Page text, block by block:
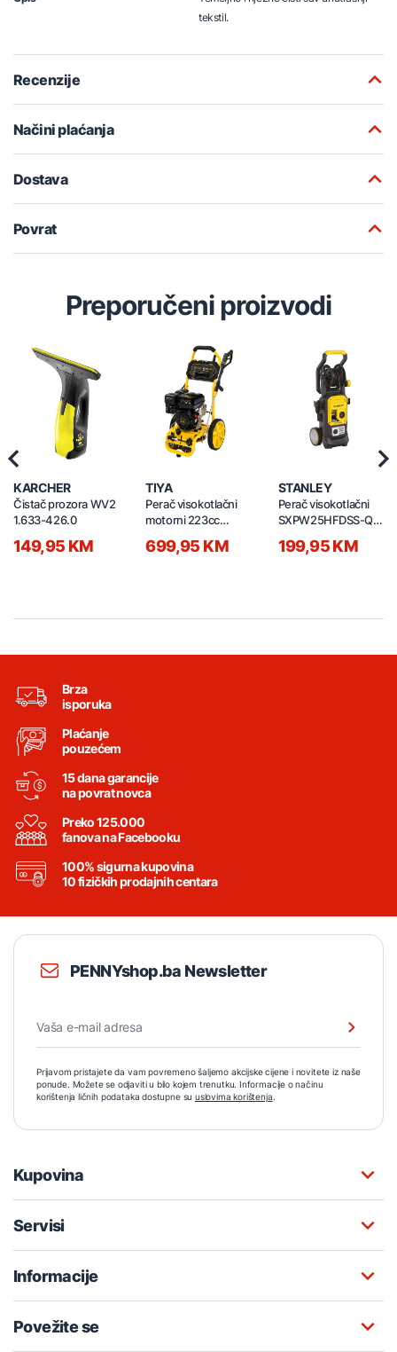
tekstil.
Recenzije
Načini plaćanja
Dostava
Povrat
Preporučeni proizvodi
KARCHER
Čistač prozora WV2
1.633-426.0
149,95 KM
TIYA
Perač visokotlačni
motorni 223cc
24734
699,95 KM
STANLEY
Perač visokotlačni
SXPW25HFDSS-QS
199,95 KM
Brza
isporuka
Plaćanje
pouzećem
15 dana garancije
na povrat novca
Preko 125.000
fanova na Facebooku
100% sigurna kupovina
10 fizičkih prodajnih centara
PENNYshop.ba Newsletter
Prijavom pristajete da vam povremeno šaljemo akcijske cijene i novitete iz naše
ponude. Možete se odjaviti u bilo kojem trenutku. Informacije o načinu
korištenja ličnih podataka dostupne su uslovima korištenja.
Kupovina
Servisi
Informacije
Povežite se